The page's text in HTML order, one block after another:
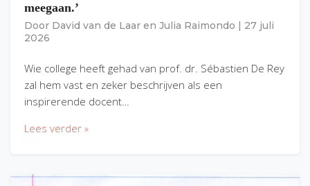
meegaan.’
Door David van de Laar en Julia Raimondo
27 juli
2026
Wie college heeft gehad van prof. dr. Sébastien De Rey
zal hem vast en zeker beschrijven als een
inspirerende docent…
Lees verder »